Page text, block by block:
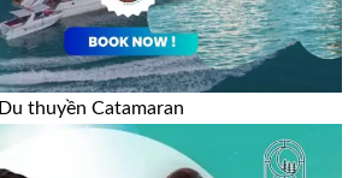
Du thuyền Catamaran